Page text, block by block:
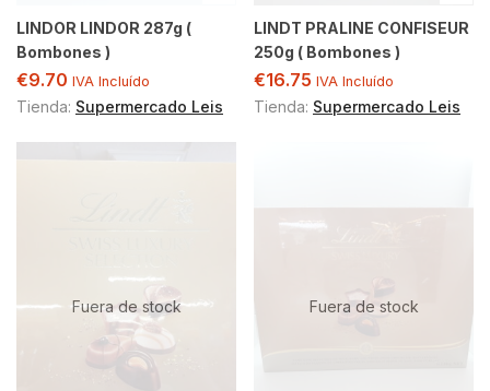
LINDOR LINDOR 287g (
Bombones )
€9.70 IVA Incluído
Tienda: Supermercado Leis
LINDT PRALINE CONFISEUR
250g ( Bombones )
€16.75 IVA Incluído
Tienda: Supermercado Leis
Fuera de stock Fuera de stock